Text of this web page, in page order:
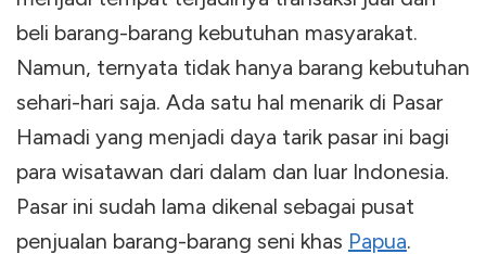
beli barang-barang kebutuhan masyarakat.
Namun, ternyata tidak hanya barang kebutuhan
sehari-hari saja. Ada satu hal menarik di Pasar
Hamadi yang menjadi daya tarik pasar ini bagi
para wisatawan dari dalam dan luar Indonesia.
Pasar ini sudah lama dikenal sebagai pusat
penjualan barang-barang seni khas Papua.